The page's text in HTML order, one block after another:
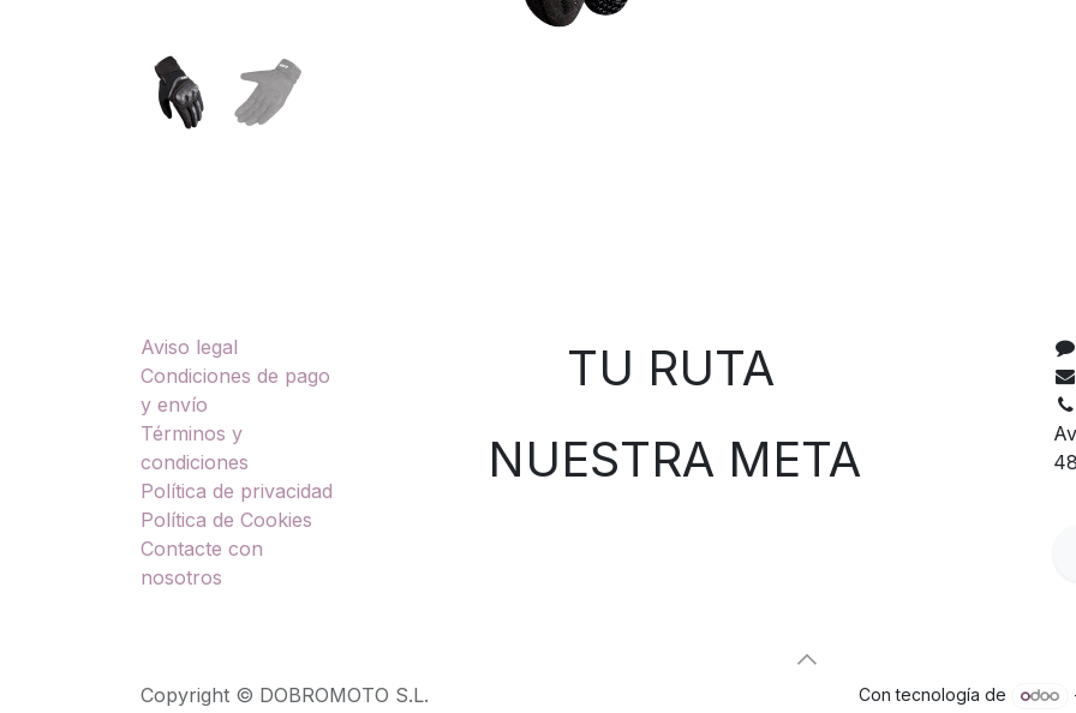
Aviso legal
Condiciones de pago
y envío
Términos y
condiciones
Política de privacidad
Política de Cookies
Contacte con
nosotros
TU RUTA
NUESTRA META
Copyright © DOBROMOTO S.L. Con tecnología de